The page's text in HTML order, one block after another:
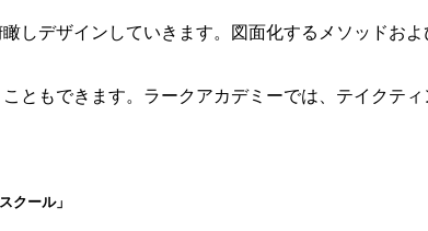
しデザインしていきます。図面化するメソッドお
ともできます。ラークアカデミーでは、テイクテ
クール」